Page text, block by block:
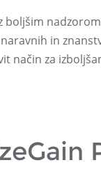
boljšim
in
način za